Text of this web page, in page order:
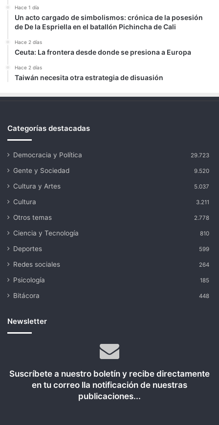
Hace 1 día
Un acto cargado de simbolismos: crónica de la posesión
de De la Espriella en el batallón Pichincha de Cali
Hace 2 días
Ceuta: La frontera desde donde se presiona a Europa
Hace 2 días
Taiwán necesita otra estrategia de disuasión
Categorías destacadas
Democracia y Política 29.723
Gente y Sociedad 9.520
Cultura y Artes 5.037
Cultura 3.211
Otros temas 2.778
Ciencia y Tecnología 810
Deportes 599
Redes sociales 264
Psicología 185
Bitácora 448
Newsletter
Suscríbete a nuestro boletín y recibe directamente
en tu correo lla notificación de nuestras
publicaciones...